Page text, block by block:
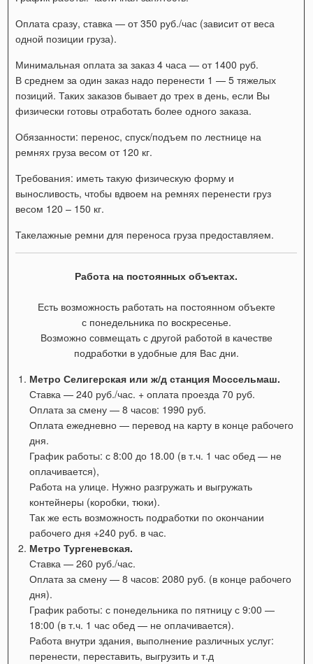
Оплата сразу, ставка — от 350 руб./час (зависит от веса
одной позиции груза).
Минимальная оплата за заказ 4 часа — от 1400 руб.
В среднем за один заказ надо перенести 1 — 5 тяжелых
позиций. Таких заказов бывает до трех в день, если Вы
физически готовы отработать более одного заказа.
Обязанности: перенос, спуск/подъем по лестнице на
ремнях груза весом от 120 кг.
Требования: иметь такую физическую форму и
выносливость, чтобы вдвоем на ремнях перенести груз
весом 120 – 150 кг.
Такелажные ремни для переноса груза предоставляем.
Работа на постоянных объектах.
Есть возможность работать на постоянном объекте
с понедельника по воскресенье.
Возможно совмещать с другой работой в качестве
подработки в удобные для Вас дни.
Метро Селигерская или ж/д станция Моссельмаш.
Ставка — 240 руб./час. + оплата проезда 70 руб.
Оплата за смену — 8 часов: 1990 руб.
Оплата ежедневно — перевод на карту в конце рабочего
дня.
График работы: с 8:00 до 18.00 (в т.ч. 1 час обед — не
оплачивается),
Работа на улице. Нужно разгружать и выгружать
контейнеры (коробки, тюки).
Так же есть возможность подработки по окончании
рабочего дня +240 руб. в час.
Метро Тургеневская.
Ставка — 260 руб./час.
Оплата за смену — 8 часов: 2080 руб. (в конце рабочего
дня).
График работы: с понедельника по пятницу с 9:00 —
18:00 (в т.ч. 1 час обед — не оплачивается).
Работа внутри здания, выполнение различных услуг:
перенести, переставить, выгрузить и т.д